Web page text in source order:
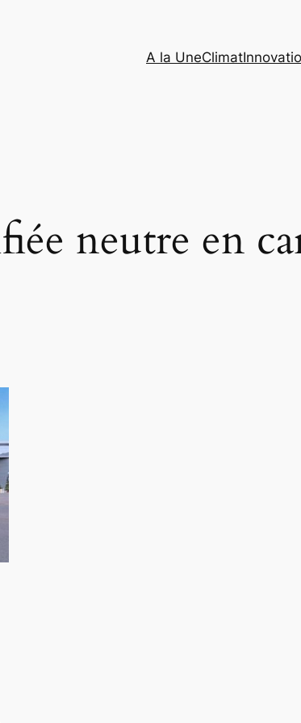
A la UneClimat
neutre en